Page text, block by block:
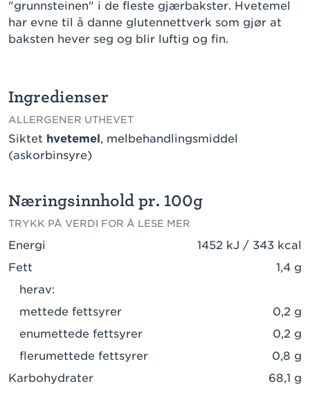
"grunnsteinen" i de fleste gjærbakster. Hvetemel
har evne til å danne glutennettverk som gjør at
baksten hever seg og blir luftig og fin.
Ingredienser
ALLERGENER UTHEVET
Siktet hvetemel , melbehandlingsmiddel
(askorbinsyre)
Næringsinnhold pr. 100g
TRYKK PÅ VERDI FOR Å LESE MER
Energi
1452 kJ / 343 kcal
Fett
1,4 g
herav:
mettede fettsyrer
0,2 g
enumettede fettsyrer
0,2 g
flerumettede fettsyrer
0,8 g
Karbohydrater
68,1 g